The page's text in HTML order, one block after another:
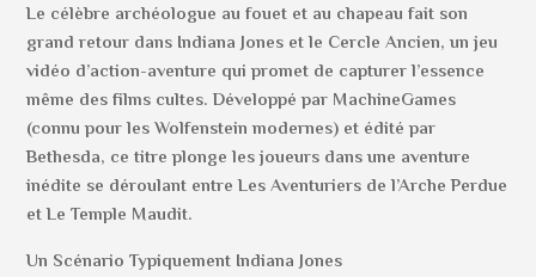
Le célèbre archéologue au fouet et au chapeau fait son
grand retour dans Indiana Jones et le Cercle Ancien, un jeu
vidéo d’action-aventure qui promet de capturer l’essence
même des films cultes. Développé par MachineGames
(connu pour les Wolfenstein modernes) et édité par
Bethesda, ce titre plonge les joueurs dans une aventure
inédite se déroulant entre Les Aventuriers de l’Arche Perdue
et Le Temple Maudit.
Un Scénario Typiquement Indiana Jones